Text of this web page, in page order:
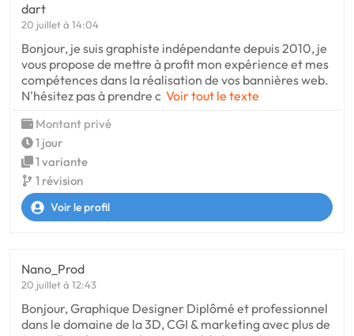
dart
20 juillet à 14:04
Bonjour, je suis graphiste indépendante depuis 2010, je
vous propose de mettre à profit mon expérience et mes
compétences dans la réalisation de vos bannières web.
N'hésitez pas à prendre c Voir tout le texte
Montant privé
1 jour
1 variante
1 révision
Voir le profil
Nano_Prod
20 juillet à 12:43
Bonjour, Graphique Designer Diplômé et professionnel
dans le domaine de la 3D, CGI & marketing avec plus de